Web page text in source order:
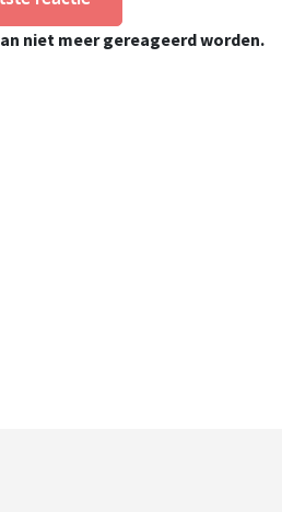
niet meer gereageerd worden.